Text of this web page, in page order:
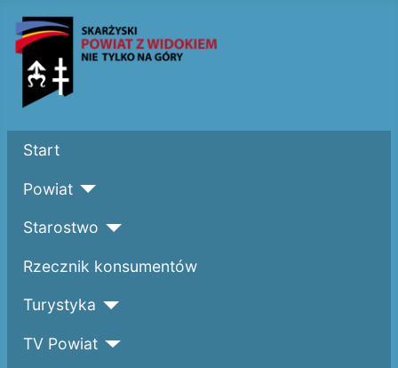
Start
Powiat
Starostwo
Rzecznik konsumentów
Turystyka
TV Powiat